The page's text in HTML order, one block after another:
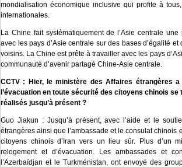
mondialisation économique inclusive qui profite à
internationales.
La Chine fait systématiquement de l’Asie centrale
avec les pays d’Asie centrale sur des bases d’égalité
voisins. La Chine est prête à travailler avec les pays
communauté d’avenir partagé Chine-Asie centrale.
CCTV : Hier, le ministère des Affaires étrangères
l’évacuation en toute sécurité des citoyens chinois
réalisés jusqu’à présent ?
Guo Jiakun : Jusqu’à présent, avec l’aide et le
étrangères ainsi que l’ambassade et le consulat chinois
citoyens chinois d’Iran vers un lieu sûr. Plus d’un
relogement et d’évacuation. Les ambassades et
l’Azerbaïdjan et le Turkménistan, ont envoyé des